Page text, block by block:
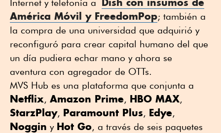
Internet y telefonía a
América Móvil y FreedomPop; también a
la compra de una universidad que adquirió y
reconfiguró para crear capital humano del que
un día pudiera echar mano y ahora se
aventura con agregador de OTTs.
MVS Hub es una plataforma que conjunta a
Netflix, Amazon Prime, HBO MAX,
StarzPlay, Paramount Plus, Edye,
Noggin y Hot Go, a través de seis paquetes